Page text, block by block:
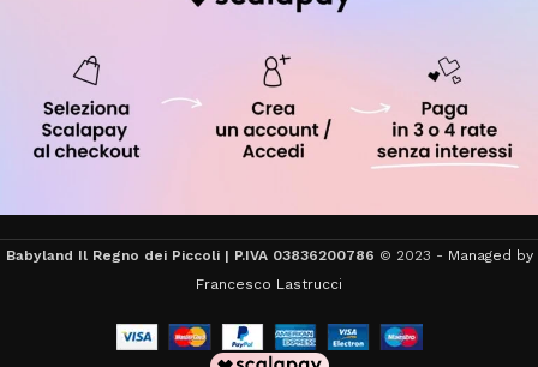
Babyland Il Regno dei Piccoli | P.IVA 03836200786 © 2023 - Managed by
Francesco Lastrucci